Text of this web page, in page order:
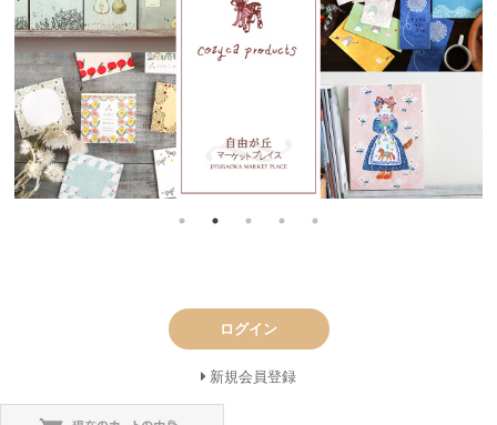
ログイン
新規会員登録